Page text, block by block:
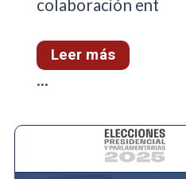
colaboración ent
Leer más
...